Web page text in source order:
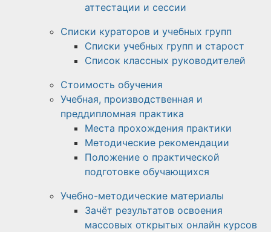
аттестации и сессии
Списки кураторов и учебных групп
Списки учебных групп и старост
Список классных руководителей
Стоимость обучения
Учебная, производственная и
преддипломная практика
Места прохождения практики
Методические рекомендации
Положение о практической
подготовке обучающихся
Учебно-методические материалы
Зачёт результатов освоения
массовых открытых онлайн курсов